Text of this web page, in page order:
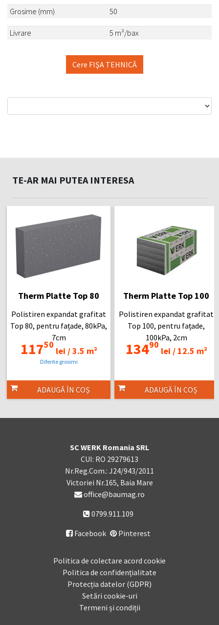
Grosime (mm) 50
Livrare 5 m²/bax
Cere FIŞA TEHNICĂ
TE-AR MAI PUTEA INTERESA
Therm Platte Top 80
Polistiren expandat grafitat
Top 80, pentru fațade, 80kPa,
7cm
11750
lei /3.5 m²
Diferite grosimi
ADAUGĂ ÎN COȘ
Therm Platte Top 100
Polistiren expandat grafitat
Top 100, pentru fațade,
100kPa, 2cm
13490
lei /12.5 m²
ADAUGĂ ÎN COȘ
SC WERK Romania SRL
CUI: RO 29279613
Nr.Reg.Com.: J24/943/2011
Victoriei Nr.165, Baia Mare
office@baumag.ro
0799.911.109
 Facebook Pinterest
Politica de colectare acord cookie
Politica de confidențialitate
Protecția datelor (GDPR)
Setări cookie-uri
Termeni și condiții